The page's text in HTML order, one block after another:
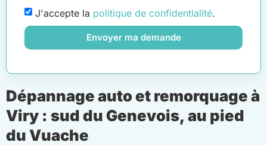
J'accepte la politique de confidentialité.
Envoyer ma demande
Dépannage auto et remorquage à
Viry : sud du Genevois, au pied
du Vuache